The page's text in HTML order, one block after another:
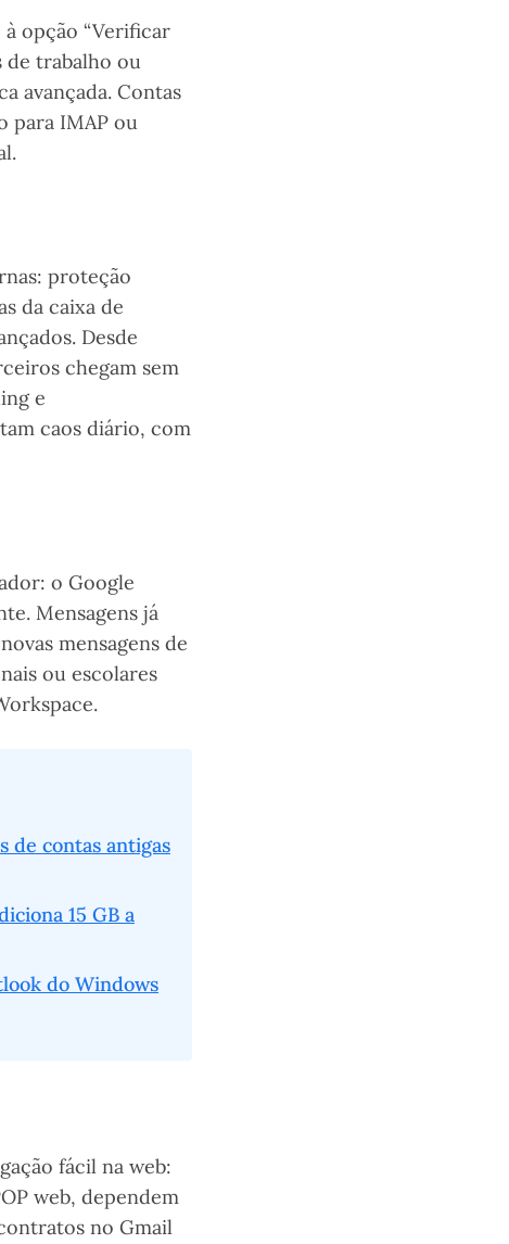
à opção “Verificar
de trabalho ou
avançada. Contas
para IMAP ou
proteção
da caixa de
Desde
chegam sem
e
caos diário, com
o Google
Mensagens já
mensagens de
ou escolares
de contas antigas
15 GB a
do Windows
fácil na web:
web, dependem
no Gmail